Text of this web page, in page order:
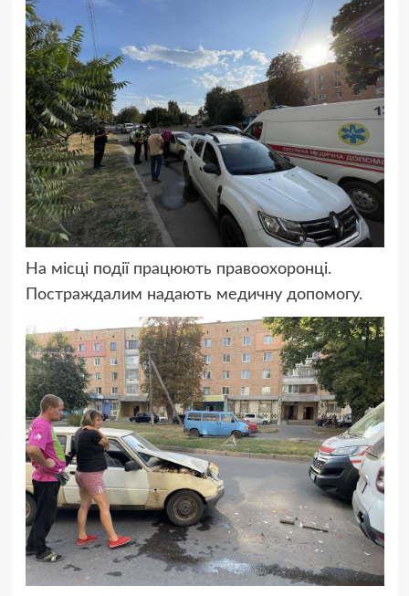
На місці події працюють правоохоронці.
Постраждалим надають медичну допомогу.